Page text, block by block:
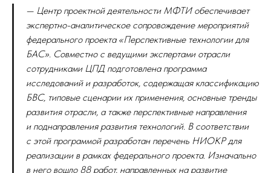
— Центр проектной деятельности МФТИ обеспечивает
экспертно-аналитическое сопровождение мероприятий
федерального проекта «Перспективные технологии для
БАС». Совместно с ведущими экспертами отрасли
сотрудниками ЦПД подготовлена программа
исследований и разработок, содержащая классификацию
БВС, типовые сценарии их применения, основные тренды
развития отрасли, а также перспективные направления
и поднаправления развития технологий. В соответствии
с этой программой разработан перечень НИОКР для
реализации в рамках федерального проекта. Изначально
в него вошло 88 работ, направленных на развитие